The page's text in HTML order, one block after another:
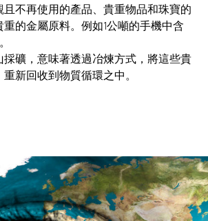
不再使用的產品、貴重物品和珠寶的
的金屬原料。例如1公噸的手機中含
礦，意味著透過冶煉方式，將這些貴
新回收到物質循環之中。